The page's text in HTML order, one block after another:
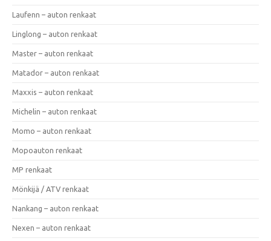
Laufenn – auton renkaat
Linglong – auton renkaat
Master – auton renkaat
Matador – auton renkaat
Maxxis – auton renkaat
Michelin – auton renkaat
Momo – auton renkaat
Mopoauton renkaat
MP renkaat
Mönkijä / ATV renkaat
Nankang – auton renkaat
Nexen – auton renkaat